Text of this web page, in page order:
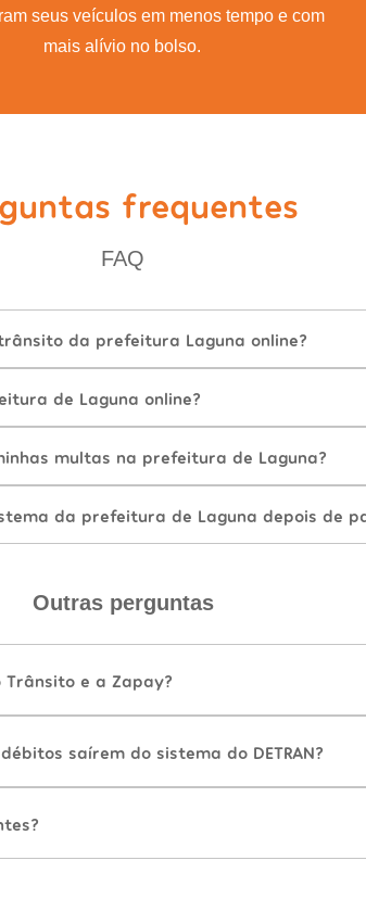
seus veículos em menos tempo e com
mais alívio no bolso.
frequentes
FAQ
da prefeitura Laguna online?
de Laguna online?
multas na prefeitura de Laguna?
da prefeitura de Laguna depois de
Outras perguntas
Trânsito e a Zapay?
saírem do sistema do DETRAN?